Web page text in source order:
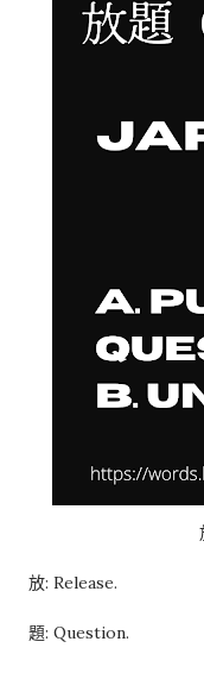
取新的入札仕様書，
须记住的一项固定流
前，我最担心的是：
会不会因为不会商务
经历之后才发现，这些
放: Release.
題: Question.